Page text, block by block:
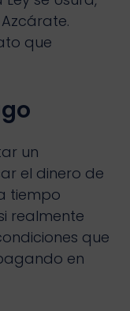
que
un
el dinero de
tiempo
realmente
que
en